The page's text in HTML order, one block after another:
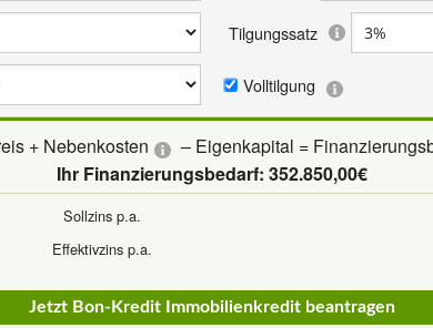
Tilgungssatz
Volltilgung
+ Nebenkosten
– Eigenkapital =
Ihr Finanzierungsbedarf: 352.850,00€
Sollzins p.a.
Effektivzins p.a.
Jetzt Bon-Kredit Immobilienkredit beantragen